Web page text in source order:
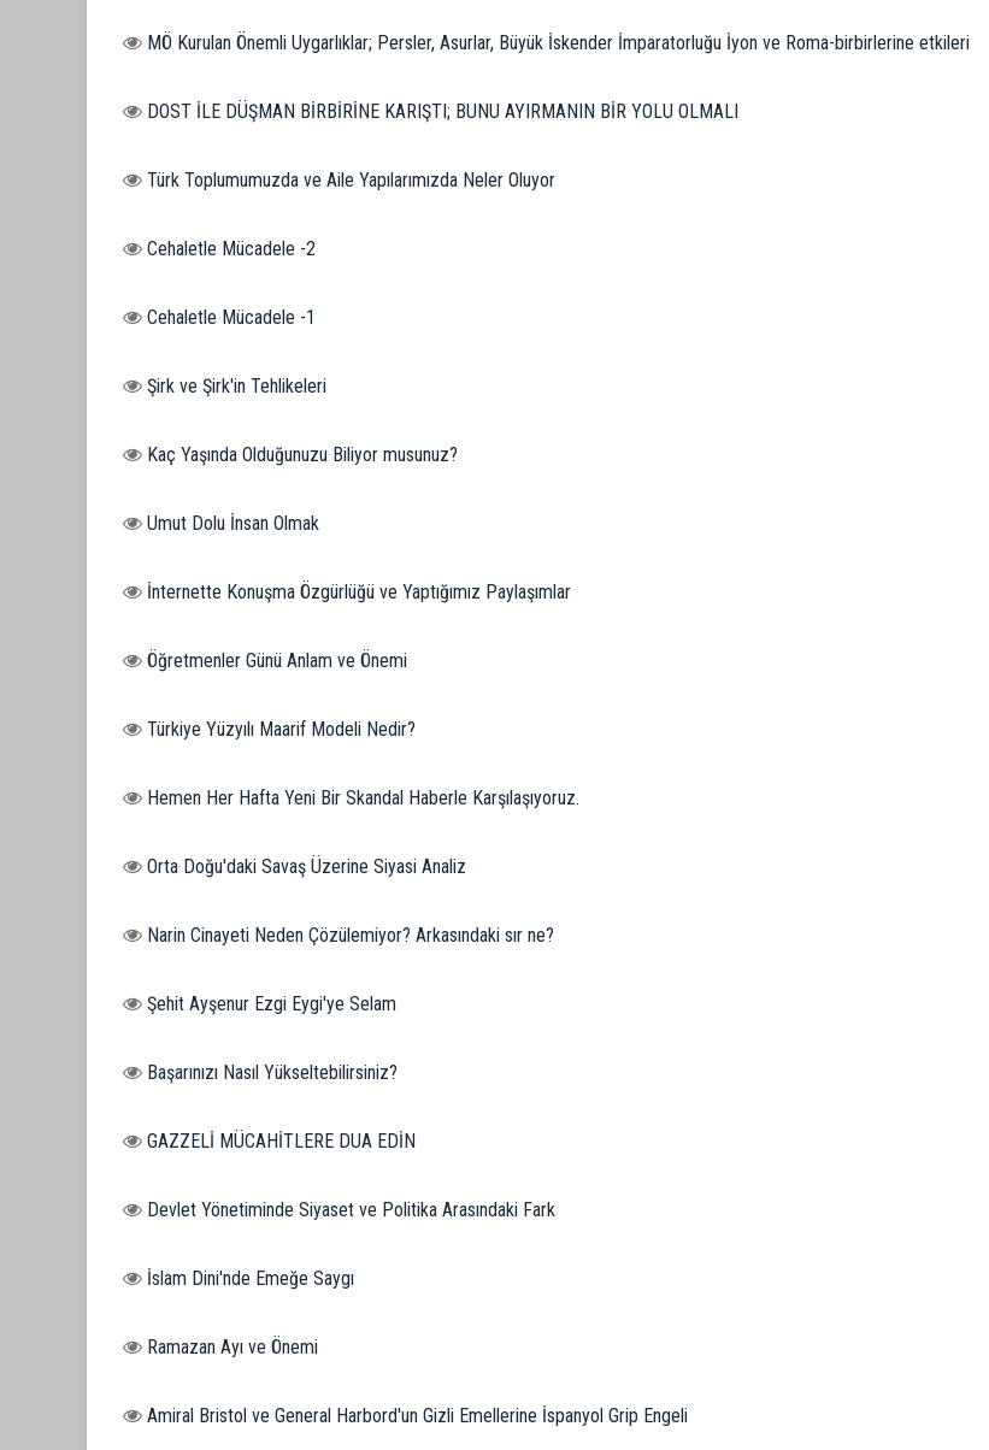
MÖ Kurulan Önemli Uygarlıklar; Persler, Asurlar, Büyük İskender İmparatorluğu İyon ve Roma-birbirlerine etkileri
DOST İLE DÜŞMAN BİRBİRİNE KARIŞTI; BUNU AYIRMANIN BİR YOLU OLMALI
Türk Toplumumuzda ve Aile Yapılarımızda Neler Oluyor
Cehaletle Mücadele -2
Cehaletle Mücadele -1
Şirk ve Şirk'in Tehlikeleri
Kaç Yaşında Olduğunuzu Biliyor musunuz?
Umut Dolu İnsan Olmak
İnternette Konuşma Özgürlüğü ve Yaptığımız Paylaşımlar
Öğretmenler Günü Anlam ve Önemi
Türkiye Yüzyılı Maarif Modeli Nedir?
Hemen Her Hafta Yeni Bir Skandal Haberle Karşılaşıyoruz.
Orta Doğu'daki Savaş Üzerine Siyasi Analiz
Narin Cinayeti Neden Çözülemiyor? Arkasındaki sır ne?
Şehit Ayşenur Ezgi Eygi'ye Selam
Başarınızı Nasıl Yükseltebilirsiniz?
GAZZELİ MÜCAHİTLERE DUA EDİN
Devlet Yönetiminde Siyaset ve Politika Arasındaki Fark
İslam Dini'nde Emeğe Saygı
Ramazan Ayı ve Önemi
Amiral Bristol ve General Harbord'un Gizli Emellerine İspanyol Grip Engeli